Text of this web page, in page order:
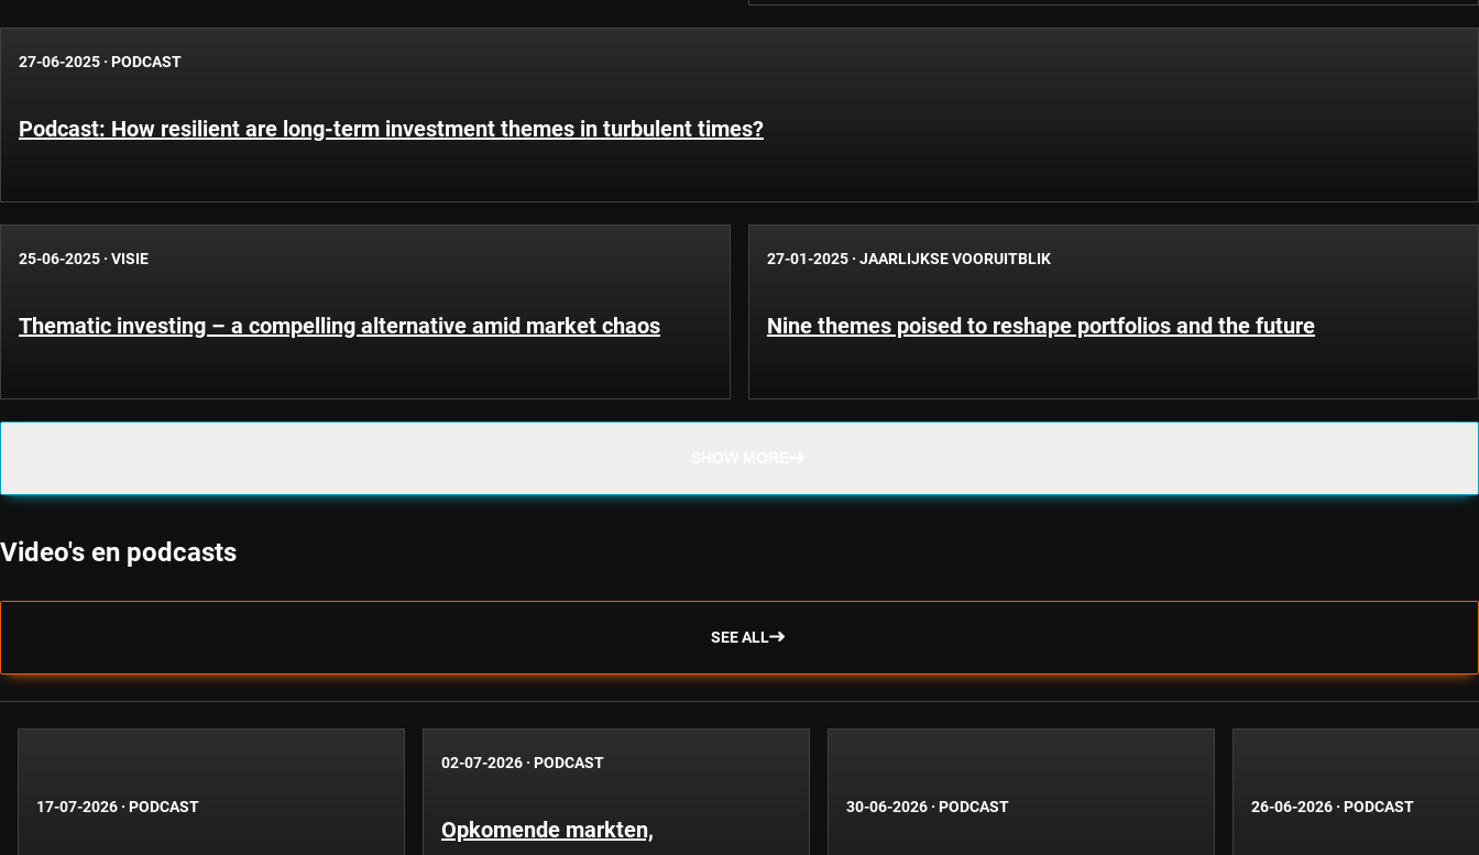
27-06-2025 · PODCAST
Podcast: How resilient are long-term investment themes in turbulent times?
25-06-2025 · VISIE
Thematic investing – a compelling alternative amid market chaos
27-01-2025 · JAARLIJKSE VOORUITBLIK
Nine themes poised to reshape portfolios and the future
Video's en podcasts
SEE ALL
17-07-2026 · PODCAST
02-07-2026 · PODCAST
Opkomende markten,
30-06-2026 · PODCAST 26-06-2026 · PODCAST